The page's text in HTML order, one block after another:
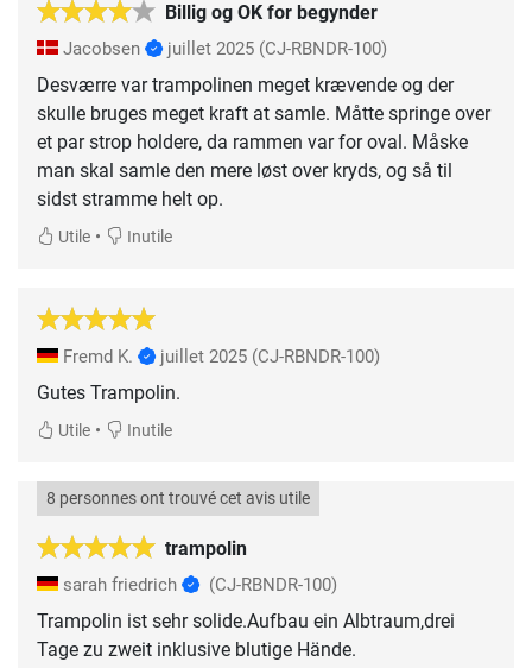
Billig og OK for begynder
Jacobsen juillet 2025 (CJ-RBNDR-100)
Desværre var trampolinen meget krævende og der
skulle bruges meget kraft at samle. Måtte springe over
et par strop holdere, da rammen var for oval. Måske
man skal samle den mere løst over kryds, og så til
sidst stramme helt op.
Utile • Inutile
Fremd K. juillet 2025 (CJ-RBNDR-100)
Gutes Trampolin.
Utile • Inutile
trampolin
8 personnes ont trouvé cet avis utile
sarah friedrich (CJ-RBNDR-100)
Trampolin ist sehr solide.Aufbau ein Albtraum,drei
Tage zu zweit inklusive blutige Hände.